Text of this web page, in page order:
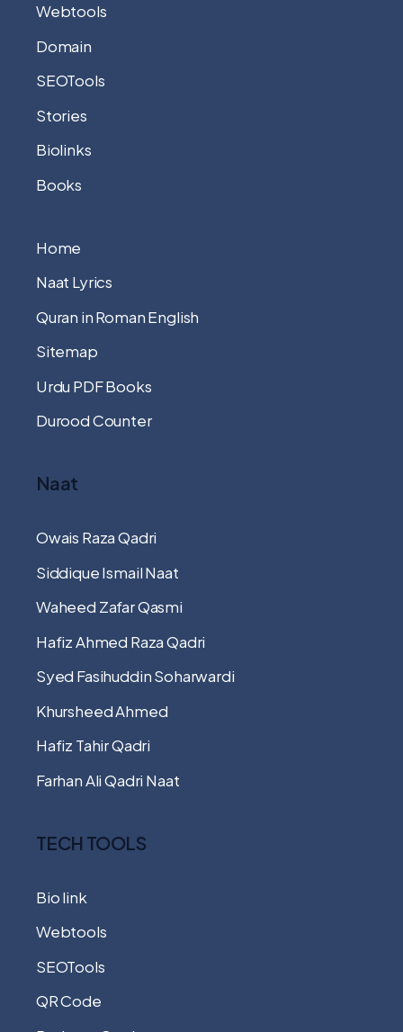
Webtools
Domain
SEOTools
Stories
Biolinks
Books
Home
Naat Lyrics
Quran in Roman English
Sitemap
Urdu PDF Books
Durood Counter
Naat
Owais Raza Qadri
Siddique Ismail Naat
Waheed Zafar Qasmi
Hafiz Ahmed Raza Qadri
Syed Fasihuddin Soharwardi
Khursheed Ahmed
Hafiz Tahir Qadri
Farhan Ali Qadri Naat
TECH TOOLS
Bio link
Webtools
SEOTools
QR Code